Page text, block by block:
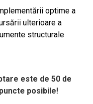
optime a
ulterioare a
structurale
este de 50 de
posibile!